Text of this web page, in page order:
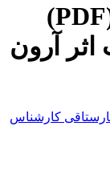
خرید کتاب الکترونیکی (PDF)
آرون
کارشناس